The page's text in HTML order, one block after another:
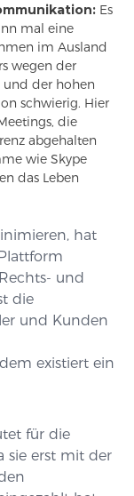
Es
mal eine
im Ausland
wegen der
der hohen
schwierig. Hier
die
abgehalten
wie Skype
das Leben
hat
und
die
und Kunden
existiert ein
für die
sie erst mit der